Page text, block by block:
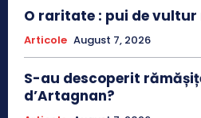
O raritate : pui de vultur
Articole August 7, 2026
S-au descoperit
d’Artagnan?